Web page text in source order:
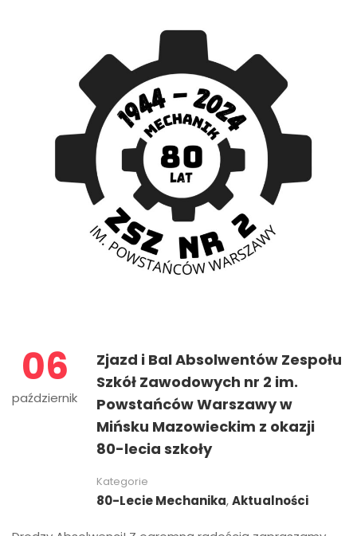
06
październik
Zjazd i Bal Absolwentów Zespołu
Szkół Zawodowych nr 2 im.
Powstańców Warszawy w
Mińsku Mazowieckim z okazji
80-lecia szkoły
Kategorie
80-Lecie Mechanika,Aktualności